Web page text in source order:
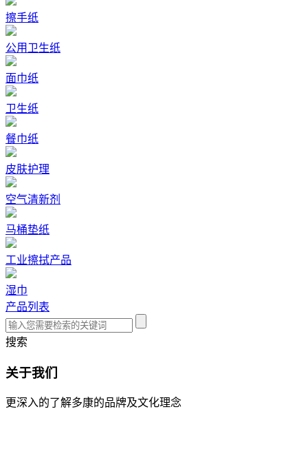
擦手纸
公用卫生纸
面巾纸
卫生纸
餐巾纸
皮肤护理
空气清新剂
马桶垫纸
工业擦拭产品
湿巾
产品列表
搜索
关于我们
更深入的了解多康的品牌及文化理念